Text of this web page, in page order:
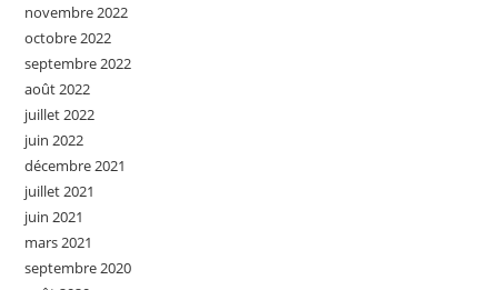
novembre 2022
octobre 2022
septembre 2022
août 2022
juillet 2022
juin 2022
décembre 2021
juillet 2021
juin 2021
mars 2021
septembre 2020